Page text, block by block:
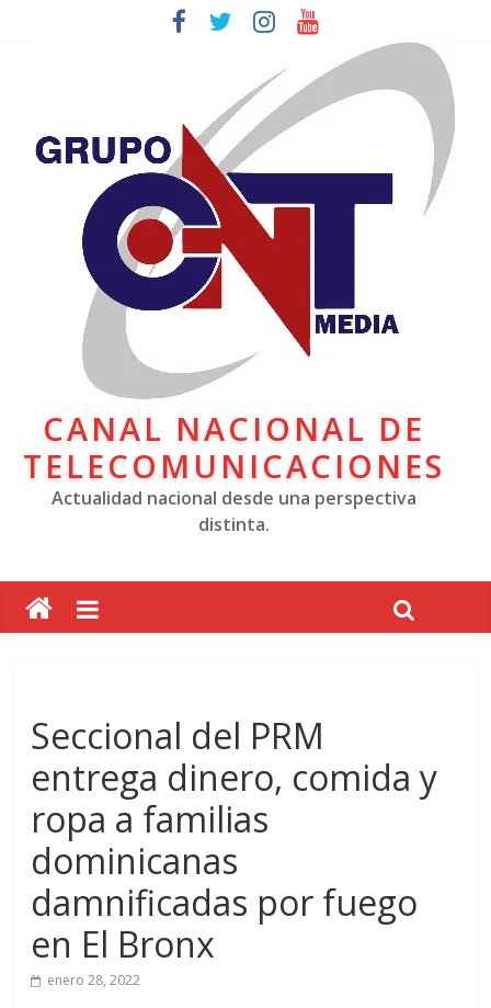
CANAL NACIONAL DE
TELECOMUNICACIONES
Actualidad nacional desde una perspectiva
distinta.
Seccional del PRM
entrega dinero, comida y
ropa a familias
dominicanas
damnificadas por fuego
en El Bronx
enero 28, 2022